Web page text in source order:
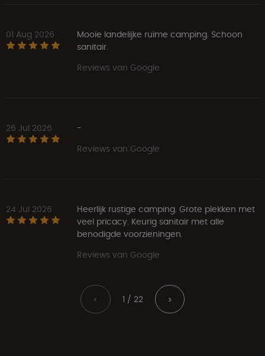
01 Aug 2026
Mooie landelijke ruime camping. Schoon
sanitair.
Reviews van Google
26 Jul 2026
-
Reviews van Google
24 Jul 2026
Heerlijk rustige camping. Grote plekken met
veel pricacy. Keurig sanitair met alle
benodigde voorzieningen.
Reviews van Google
< 1 / 22 >